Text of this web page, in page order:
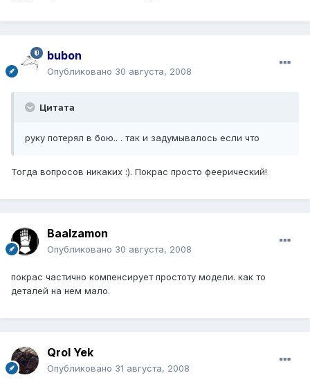
bubon
Опубликовано 30 августа, 2008
Цитата
руку потерял в бою.. . так и задумывалось если что
Тогда вопросов никаких :). Покрас просто феерический!
Baalzamon
Опубликовано 30 августа, 2008
покрас частично компенсирует простоту модели. как то
деталей на нем мало.
Qrol Yek
Опубликовано 31 августа, 2008